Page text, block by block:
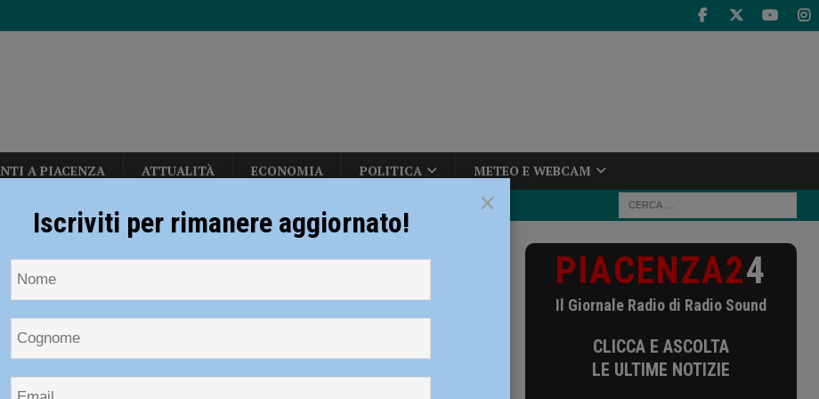
A PIACENZA ATTUALITÀ ECONOMIA POLITICA METEO E WEBCAM
derby con Fiorenzuola e Nibbiano
“Calo deciso delle temperature solo dopo ferragosto” – AUDIO
sul deflusso ecologico non possono mettere in ginocchio gli agricoltori”
NOTIZIE CRONACA PIACENZA
Incidenti in moto lungo le strade della provincia,
in moto lungo le strade della provincia,
gravi
PIACENZA24
Il Giornale Radio di Radio Sound
CLICCA E ASCOLTA
LE ULTIME NOTIZIE
×
Iscriviti per rimanere aggiornato!